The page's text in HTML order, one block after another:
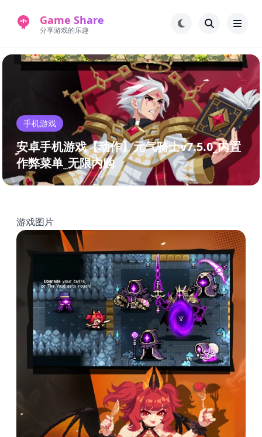
Game Share
分享游戏的乐趣
首页 电脑游戏
手机游戏 常见问题解答
新版游戏站 永久地址
手机游戏
安卓手机游戏【动作】元气骑士v7.5.0_内置
作弊菜单_无限内购
游戏图片